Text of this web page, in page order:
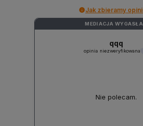
Jak zbieramy
MEDIACJA WYGASŁA
qqq
opinia niezweryfikowana
Nie polecam.